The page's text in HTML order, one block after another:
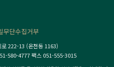
무단수집거부
222-13 (온천동 1163)
580-4777 팩스 051-555-3015